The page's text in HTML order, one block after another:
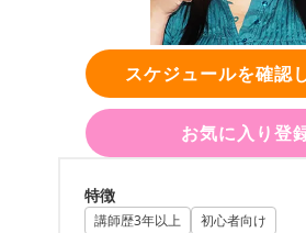
スケジュールを確認
お気に入り登
特徴
講師歴3年以上 初心者向け